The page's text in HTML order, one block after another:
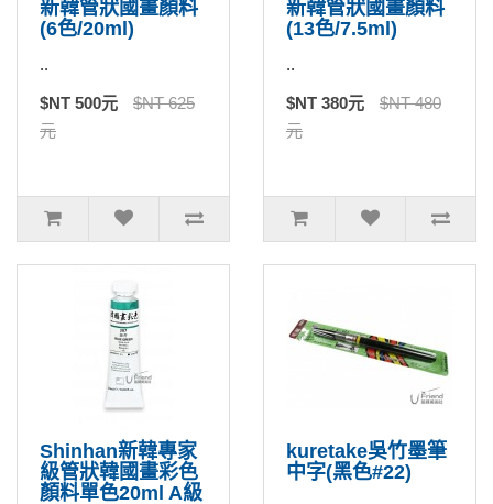
新韓管狀國畫顏料
(6色/20ml)
..
$NT 500元
$NT 625
元
新韓管狀國畫顏料
(13色/7.5ml)
..
$NT 380元
$NT 480
元
Shinhan新韓專家
級管狀韓國畫彩色
顏料單色20ml A級
kuretake吳竹墨筆
中字(黑色#22)